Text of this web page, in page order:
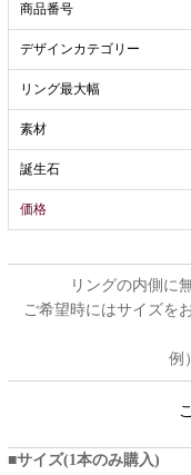
商品番号
デザインカテゴリー
リング最大幅
素材
誕生石
価格
リングの内側に
ご希望時にはサイズを
例
サイズ(1本のみ購入)